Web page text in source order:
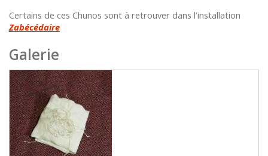
Certains de ces Chunos sont à retrouver dans l’installation
Zabécédaire
Galerie